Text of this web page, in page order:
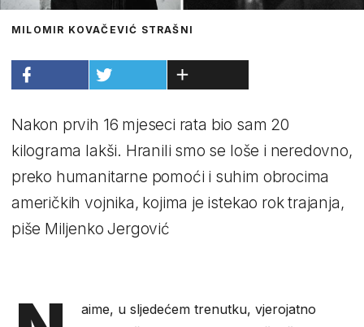
MILOMIR KOVAČEVIĆ STRAŠNI
Nakon prvih 16 mjeseci rata bio sam 20
kilograma lakši. Hranili smo se loše i neredovno,
preko humanitarne pomoći i suhim obrocima
američkih vojnika, kojima je istekao rok trajanja,
piše Miljenko Jergović
aime, u sljedećem trenutku, vjerojatno